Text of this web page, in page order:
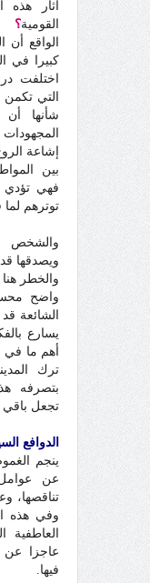
آثار هذه
القومية؟
الواقع
كبيرا في
اختلفت
التي تكمن
شأنها
إشاعة
بين
فهي تؤدي
توترهم
والشخص
ويصدقها
والخطر
واضح
الشائعة
يسارع
أهم ما
ترك
بتصرفه
تجعل باقي
الدوافع
ينجم
عن عوامل
تناقصها،
وفي هذه
عاجزا عن
فيها.